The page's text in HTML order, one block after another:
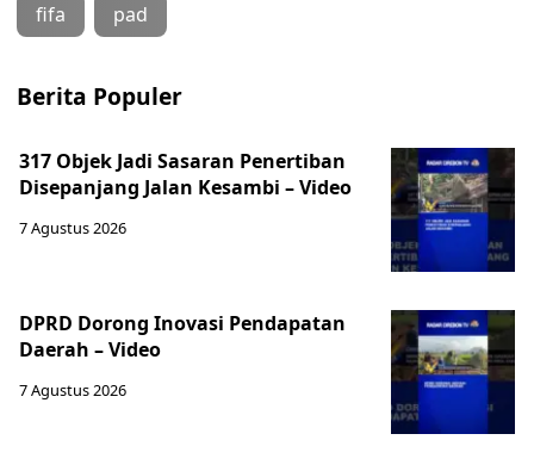
fifa pad
Berita Populer
317 Objek Jadi Sasaran Penertiban
Disepanjang Jalan Kesambi – Video
7 Agustus 2026
‎DPRD Dorong Inovasi Pendapatan
Daerah – Video
7 Agustus 2026